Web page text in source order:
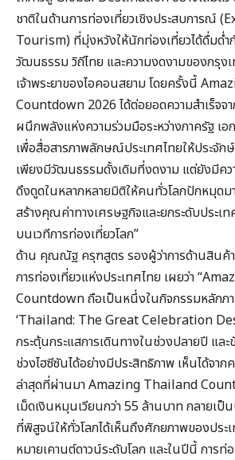
ชาติในด้านการท่องเที่ยวเชิงประสบการณ์
Tourism) ที่มุ่งหวังให้นักท่องเที่ยวได้ดื่มด่
วัฒนธรรม วิถีไทย และความงดงามของกรุง
เจ้าพระยาของไอคอนสยาม โดยครั้งนี้
Countdown 2026 ได้ต่อยอดความสำเร็จจ
ผนึกพลังแห่งความร่วมมือระหว่างภาครัฐ เอ
เพื่อสื่อสารภาพลักษณ์ประเทศไทยให้ประจักษ์
เพียงมีวัฒนธรรมดั้งเดิมที่งดงาม แต่ยังมีค
ดึงดูดในหลากหลายมิติให้คนทั่วโลกปักหมุดม
สร้างคุณค่าทางเศรษฐกิจและยกระดับประเท
บนเวทีการท่องเที่ยวโลก”
ด้าน คุณณัฐ ครุฑสูตร รองผู้ว่าการด้านสินค้า
การท่องเที่ยวแห่งประเทศไทย เผยว่า
Countdown ถือเป็นหนึ่งในกิจกรรมหลักภ
‘Thailand: The Great Celebration
กระตุ้นกระแสการเดินทางในช่วงปลายปี แล
ช่วงไฮซีซันได้อย่างมีประสิทธิภาพ เห็นได้จาก
ล่าสุดที่ผ่านมา Amazing Thailand
เม็ดเงินหมุนเวียนกว่า 55 ล้านบาท กลายเป็
ที่พิสูจน์ให้ทั่วโลกได้เห็นถึงศักยภาพของประ
หมายเคานต์ดาวน์ระดับโลก และในปีนี้ การท่